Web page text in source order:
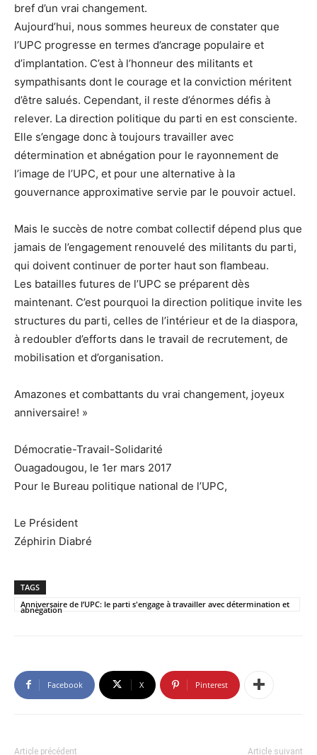
bref d’un vrai changement.
Aujourd’hui, nous sommes heureux de constater que
l’UPC progresse en termes d’ancrage populaire et
d’implantation. C’est à l’honneur des militants et
sympathisants dont le courage et la conviction méritent
d’être salués. Cependant, il reste d’énormes défis à
relever. La direction politique du parti en est consciente.
Elle s’engage donc à toujours travailler avec
détermination et abnégation pour le rayonnement de
l’image de l’UPC, et pour une alternative à la
gouvernance approximative servie par le pouvoir actuel.
Mais le succès de notre combat collectif dépend plus que
jamais de l’engagement renouvelé des militants du parti,
qui doivent continuer de porter haut son flambeau.
Les batailles futures de l’UPC se préparent dès
maintenant. C’est pourquoi la direction politique invite les
structures du parti, celles de l’intérieur et de la diaspora,
à redoubler d’efforts dans le travail de recrutement, de
mobilisation et d’organisation.
Amazones et combattants du vrai changement, joyeux
anniversaire! »
Démocratie-Travail-Solidarité
Ouagadougou, le 1er mars 2017
Pour le Bureau politique national de l’UPC,
Le Président
Zéphirin Diabré
TAGS
Anniversaire de l’UPC: le parti s'engage à travailler avec détermination et
abnégation
Facebook X Pinterest
Article précédent Article suivant